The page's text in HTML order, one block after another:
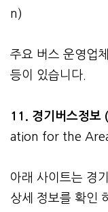
n)
주요 버스 운영업
등이 있습니다.
11. 경기버스정보
ation for the
아래 사이트는 경
상세 정보를 확인